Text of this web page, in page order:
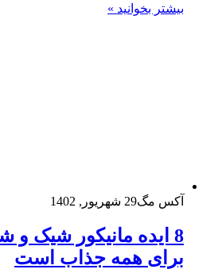
بیشتر بخوانید »
آکس مگ29 شهریور, 1402
8 ایده مانیکور شیک
برای همه جذاب است